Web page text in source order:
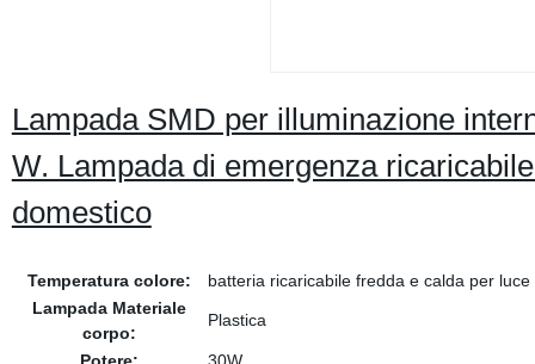
Lampada SMD per illuminazione
W. Lampada di emergenza
domestico
Temperatura colore:
batteria ricaricabile fredda e calda per luce
Lampada Materiale
corpo:
Plastica